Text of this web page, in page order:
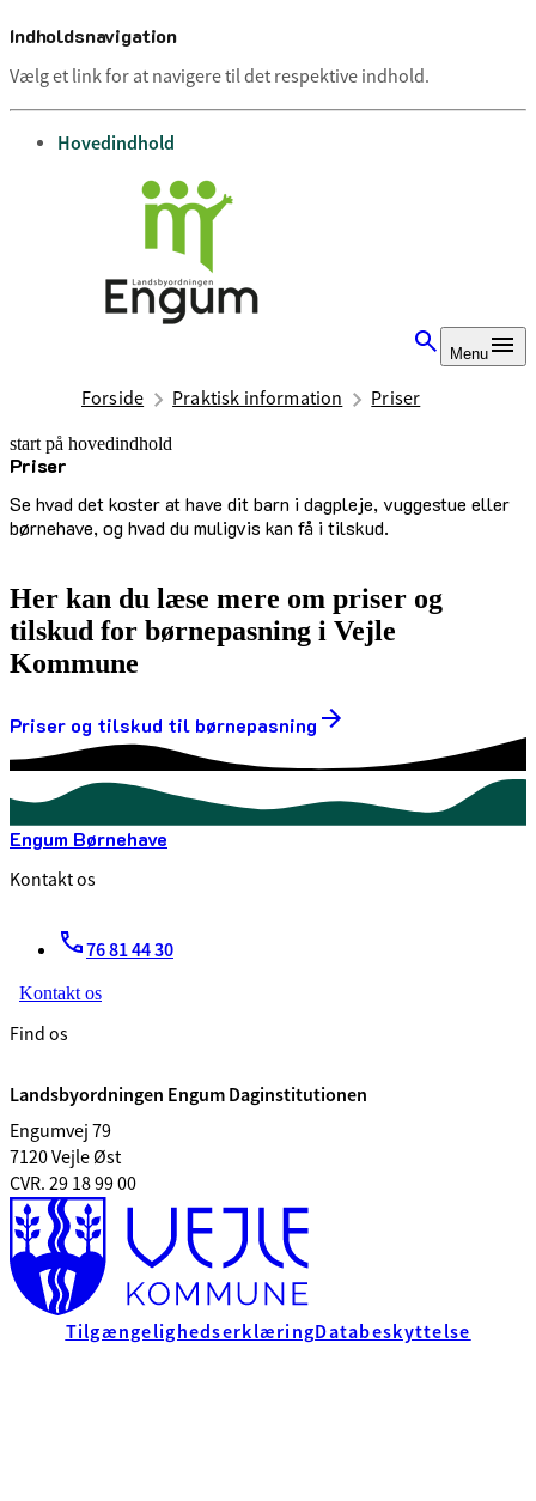
Indholdsnavigation
Vælg et link for at navigere til det respektive indhold.
gå til
Hovedindhold
Menu
Forside Praktisk information Priser
start på hovedindhold
Priser
Se hvad det koster at have dit barn i dagpleje, vuggestue eller
børnehave, og hvad du muligvis kan få i tilskud.
senest opdateret 9. juli 2025
Her kan du læse mere om priser og
tilskud for børnepasning i Vejle
Kommune
Priser og tilskud til børnepasning
Engum Børnehave
Kontakt os
76 81 44 30
Kontakt os
Find os
Landsbyordningen Engum Daginstitutionen
Engumvej 79
7120 Vejle Øst
CVR. 29 18 99 00
TilgængelighedserklæringDatabeskyttelse